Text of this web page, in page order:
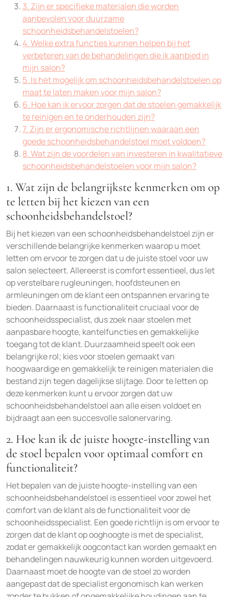
3. Zijn er specifieke materialen die worden
aanbevolen voor duurzame
schoonheidsbehandelstoelen?
4. Welke extra functies kunnen helpen bij het
verbeteren van de behandelingen die ik aanbied in
mijn salon?
5. Is het mogelijk om schoonheidsbehandelstoelen op
maat te laten maken voor mijn salon?
6. Hoe kan ik ervoor zorgen dat de stoelen gemakkelijk
te reinigen en te onderhouden zijn?
7. Zijn er ergonomische richtlijnen waaraan een
goede schoonheidsbehandelstoel moet voldoen?
8. Wat zijn de voordelen van investeren in kwalitatieve
schoonheidsbehandelstoelen voor mijn salon?
1. Wat zijn de belangrijkste kenmerken om op
te letten bij het kiezen van een
schoonheidsbehandelstoel?
Bij het kiezen van een schoonheidsbehandelstoel zijn er
verschillende belangrijke kenmerken waarop u moet
letten om ervoor te zorgen dat u de juiste stoel voor uw
salon selecteert. Allereerst is comfort essentieel, dus let
op verstelbare rugleuningen, hoofdsteunen en
armleuningen om de klant een ontspannen ervaring te
bieden. Daarnaast is functionaliteit cruciaal voor de
schoonheidsspecialist, dus zoek naar stoelen met
aanpasbare hoogte, kantelfuncties en gemakkelijke
toegang tot de klant. Duurzaamheid speelt ook een
belangrijke rol; kies voor stoelen gemaakt van
hoogwaardige en gemakkelijk te reinigen materialen die
bestand zijn tegen dagelijkse slijtage. Door te letten op
deze kenmerken kunt u ervoor zorgen dat uw
schoonheidsbehandelstoel aan alle eisen voldoet en
bijdraagt aan een succesvolle salonervaring.
2. Hoe kan ik de juiste hoogte-instelling van
de stoel bepalen voor optimaal comfort en
functionaliteit?
Het bepalen van de juiste hoogte-instelling van een
schoonheidsbehandelstoel is essentieel voor zowel het
comfort van de klant als de functionaliteit voor de
schoonheidsspecialist. Een goede richtlijn is om ervoor te
zorgen dat de klant op ooghoogte is met de specialist,
zodat er gemakkelijk oogcontact kan worden gemaakt en
behandelingen nauwkeurig kunnen worden uitgevoerd.
Daarnaast moet de hoogte van de stoel zo worden
aangepast dat de specialist ergonomisch kan werken